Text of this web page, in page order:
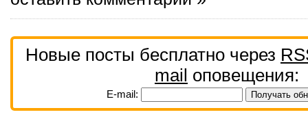
Новые посты бесплатно через
mail оповещения:
E-mail: